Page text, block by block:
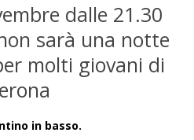
dalle 21.30
sarà una notte
molti giovani di
in basso.